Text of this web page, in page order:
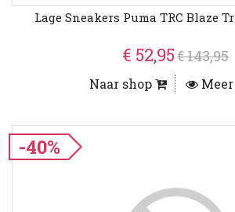
Lage Sneakers Puma TRC Blaze
€ 52,95€ 143,95
Naar shop
-40%